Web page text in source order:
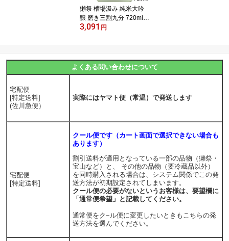
獺祭 槽場汲み 純米大吟
醸 磨き三割九分 720ml
要冷蔵（6本まで）
3,091 円
よくある問い合わせについて
宅配便
[特定送料]
(佐川急便）
実際にはヤマト便（常温）で発送します
宅配便
[特定送料]
クール便です（カート画面で選択できない場合も
あります）
割引送料が適用となっている一部の品物（獺祭・
宝山など）と、 その他の品物（要冷蔵品以外）
を同時購入される場合は、システム関係でこの発
送方法が初期設定されてしまいます。
クール便の必要がないというお客様は、要望欄に
「通常便希望」と記載してください。
通常便をク−ル便に変更したいときもこちらの発
送方法を選んでください。